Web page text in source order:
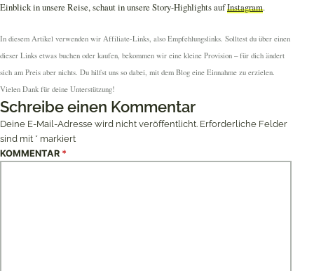
Einblick in unsere Reise, schaut in unsere Story-Highlights aufInstagram.
In diesem Artikel verwenden wir Affiliate-Links, also Empfehlungslinks. Solltest du über einen
dieser Links etwas buchen oder kaufen, bekommen wir eine kleine Provision – für dich ändert
sich am Preis aber nichts. Du hilfst uns so dabei, mit dem Blog eine Einnahme zu erzielen.
Vielen Dank für deine Unterstützung!
Schreibe einen Kommentar
Deine E-Mail-Adresse wird nicht veröffentlicht. Erforderliche Felder
sind mit * markiert
KOMMENTAR *